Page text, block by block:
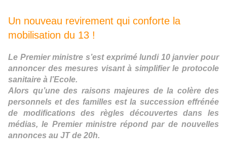
Un nouveau revirement qui conforte la
mobilisation du 13 !
Le Premier ministre s’est exprimé lundi 10 janvier pour
annoncer des mesures visant à simplifier le protocole
sanitaire à l’Ecole.
Alors qu’une des raisons majeures de la colère des
personnels et des familles est la succession effrénée
de modifications des règles découvertes dans les
médias, le Premier ministre répond par de nouvelles
annonces au JT de 20h.